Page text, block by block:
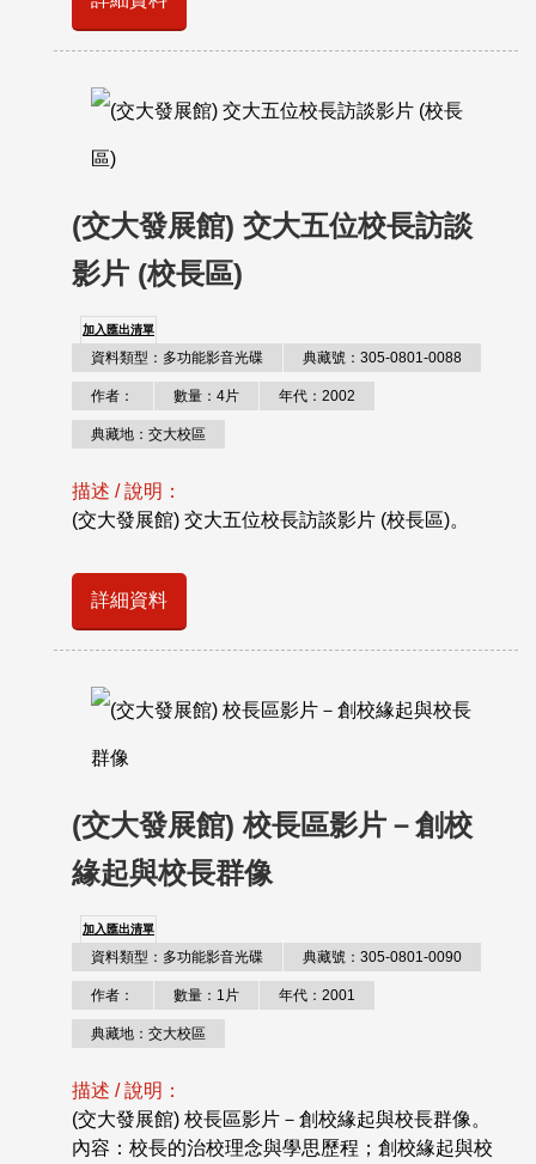
(交大發展館) 交大五位校長訪談
影片 (校長區)
加入匯出清單
資料類型：多功能影音光碟 典藏號：305-0801-0088
作者： 數量：4片 年代：2002
典藏地：交大校區
描述 / 說明：
(交大發展館) 交大五位校長訪談影片 (校長區)。
詳細資料
(交大發展館) 校長區影片－創校
緣起與校長群像
加入匯出清單
資料類型：多功能影音光碟 典藏號：305-0801-0090
作者： 數量：1片 年代：2001
典藏地：交大校區
描述 / 說明：
(交大發展館) 校長區影片－創校緣起與校長群像。
內容：校長的治校理念與學思歷程；創校緣起與校